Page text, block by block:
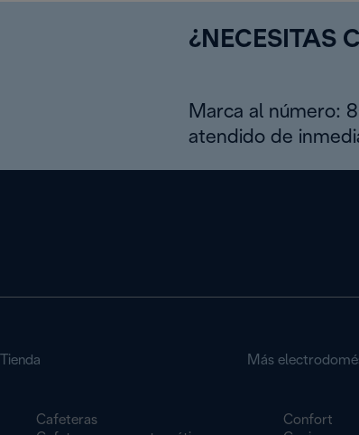
¿NECESITAS
Marca al número:
atendido de
Tienda
Cafeteras
Más
Confort